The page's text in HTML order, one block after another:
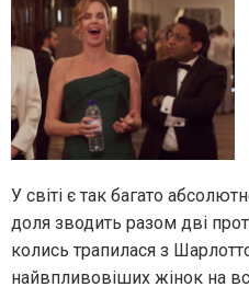
У світі є так багато
доля зводить разом дві
колись трапилася з
найвпливовіших жінок на